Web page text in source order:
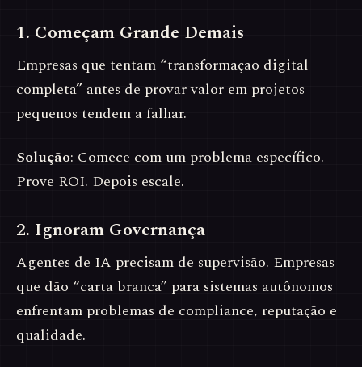
1. Começam Grande Demais
Empresas que tentam “transformação digital
completa” antes de provar valor em projetos
pequenos tendem a falhar.
Solução: Comece com um problema específico.
Prove ROI. Depois escale.
2. Ignoram Governança
Agentes de IA precisam de supervisão. Empresas
que dão “carta branca” para sistemas autônomos
enfrentam problemas de compliance, reputação e
qualidade.